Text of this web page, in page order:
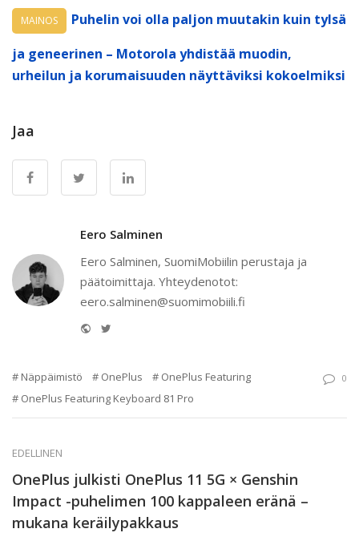
MAINOS
Puhelin voi olla paljon muutakin kuin tylsä
ja geneerinen – Motorola yhdistää muodin,
urheilun ja korumaisuuden näyttäviksi kokoelmiksi
Jaa
Eero Salminen
Eero Salminen, SuomiMobiilin perustaja ja
päätoimittaja. Yhteydenotot:
eero.salminen@suomimobiili.fi
Website
Näppäimistö OnePlus
OnePlus Featuring
OnePlus Featuring Keyboard 81 Pro
0
EDELLINEN
OnePlus julkisti OnePlus 11 5G × Genshin
Impact -puhelimen 100 kappaleen eränä –
mukana keräilypakkaus